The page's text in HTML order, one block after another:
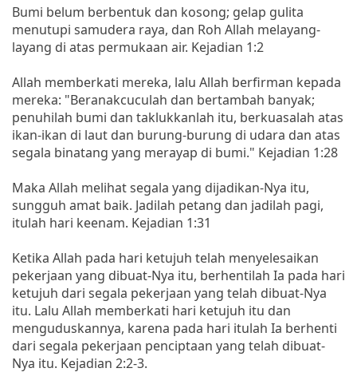
Bumi belum berbentuk dan kosong; gelap gulita
menutupi samudera raya, dan Roh Allah melayang-
layang di atas permukaan air. Kejadian 1:2
Allah memberkati mereka, lalu Allah berfirman kepada
mereka: "Beranakcuculah dan bertambah banyak;
penuhilah bumi dan taklukkanlah itu, berkuasalah atas
ikan-ikan di laut dan burung-burung di udara dan atas
segala binatang yang merayap di bumi." Kejadian 1:28
Maka Allah melihat segala yang dijadikan-Nya itu,
sungguh amat baik. Jadilah petang dan jadilah pagi,
itulah hari keenam. Kejadian 1:31
Ketika Allah pada hari ketujuh telah menyelesaikan
pekerjaan yang dibuat-Nya itu, berhentilah Ia pada hari
ketujuh dari segala pekerjaan yang telah dibuat-Nya
itu. Lalu Allah memberkati hari ketujuh itu dan
menguduskannya, karena pada hari itulah Ia berhenti
dari segala pekerjaan penciptaan yang telah dibuat-
Nya itu. Kejadian 2:2-3.